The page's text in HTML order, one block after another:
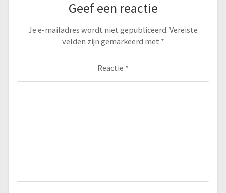
Geef een reactie
Je e-mailadres wordt niet gepubliceerd. Vereiste
velden zijn gemarkeerd met *
Reactie *